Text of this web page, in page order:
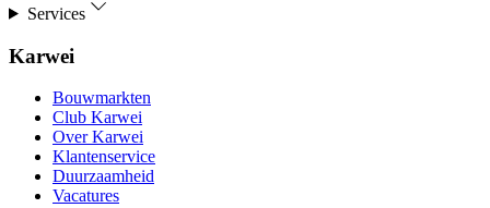
Services
Karwei
Bouwmarkten
Club Karwei
Over Karwei
Klantenservice
Duurzaamheid
Vacatures